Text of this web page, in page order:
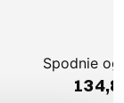
Spodnie